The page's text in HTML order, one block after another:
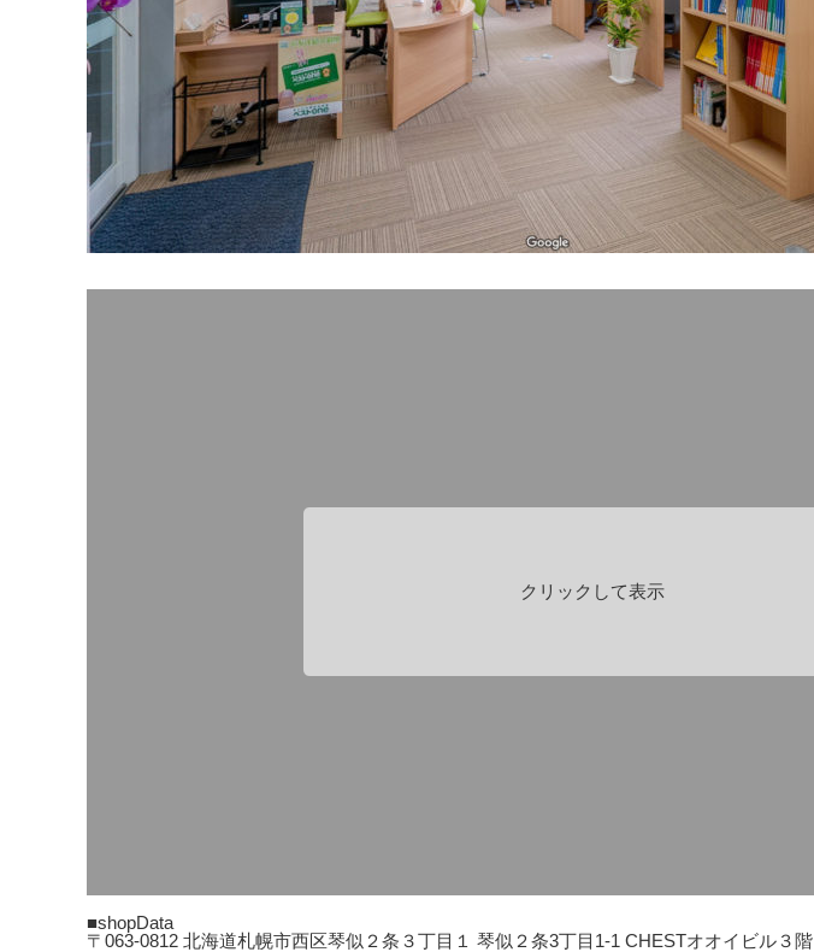
クリックして表示
■shopData
〒063-0812 北海道札幌市西区琴似２条３丁目１ 琴似２条3丁目1-1 CHESTオオイビル３階